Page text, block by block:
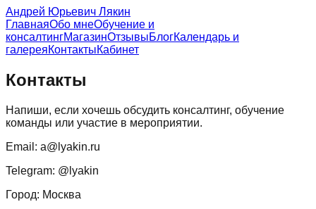
Андрей Юрьевич Лякин
ГлавнаяОбо мнеОбучение и
консалтингМагазинОтзывыБлогКалендарь и
галереяКонтактыКабинет
Контакты
Напиши, если хочешь обсудить консалтинг, обучение
команды или участие в мероприятии.
Email: a@lyakin.ru
Telegram: @lyakin
Город: Москва